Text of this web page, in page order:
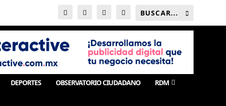
DEPORTES OBSERVATORIO CIUDADANO RDM